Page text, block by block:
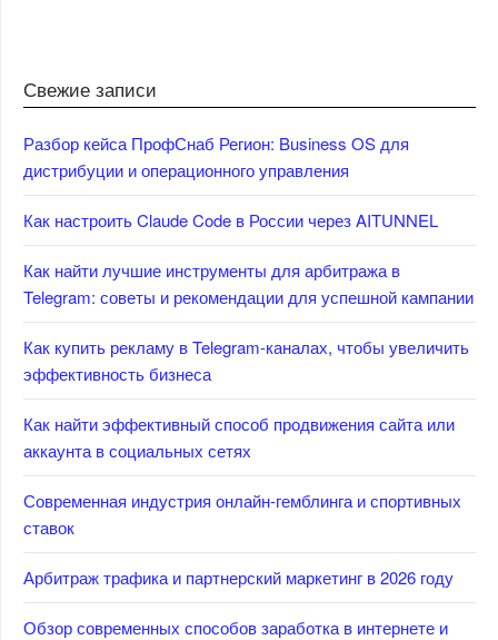
Свежие записи
Разбор кейса ПрофСнаб Регион: Business OS для
дистрибуции и операционного управления
Как настроить Claude Code в России через AITUNNEL
Как найти лучшие инструменты для арбитража в
Telegram: советы и рекомендации для успешной кампании
Как купить рекламу в Telegram-каналах, чтобы увеличить
эффективность бизнеса
Как найти эффективный способ продвижения сайта или
аккаунта в социальных сетях
Современная индустрия онлайн-гемблинга и спортивных
ставок
Арбитраж трафика и партнерский маркетинг в 2026 году
Обзор современных способов заработка в интернете и